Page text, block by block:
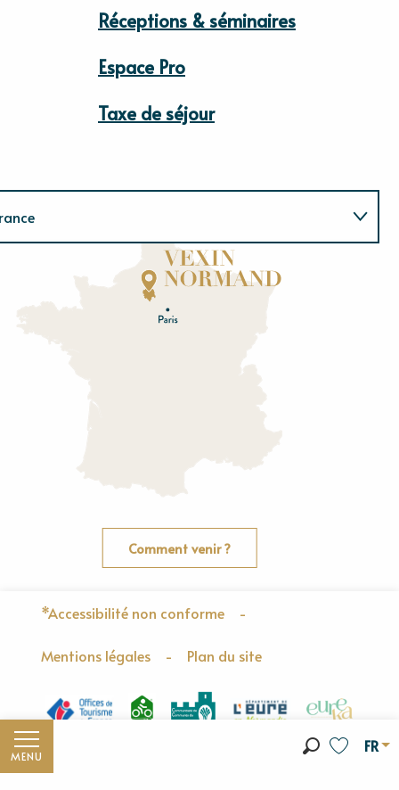
MENU
FR
Réceptions & séminaires
Espace Pro
Taxe de séjour
Eu re
rne
Comment venir ?
*Accessibilité non conforme -
Mentions légales - Plan du site